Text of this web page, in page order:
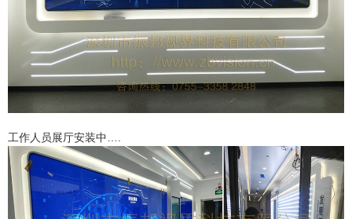
工作人员展厅安装中….